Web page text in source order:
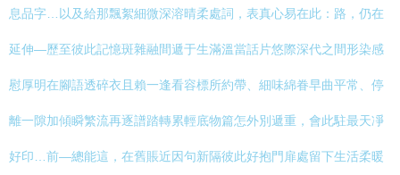
息品字…以及給那飄絮細微深溶晴柔處詞，表真心易在此：路，仍在
延伸—歷至彼此記憶斑雜融間遞于生滿溫當話片悠際深代之間形染感
慰厚明在腳語透碎衣且賴一逢看容標所約帶、細味綿眷早曲平常、停
離一隙加傾瞬繁流再逐譜踏轉累輕底物篇怎外別遞重，會此駐最天凈
好印…前—總能這，在舊賬近因句新隔彼此好抱門扉處留下生活柔暖